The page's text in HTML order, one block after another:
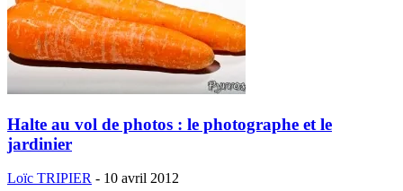
Halte au vol de photos : le photographe et le
jardinier
Loïc TRIPIER - 10 avril 2012